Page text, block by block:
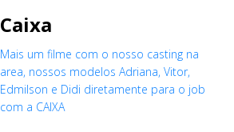
Caixa
Mais um filme com o nosso casting na
area, nossos modelos Adriana, Vitor,
Edmilson e Didi diretamente para o job
com a CAIXA